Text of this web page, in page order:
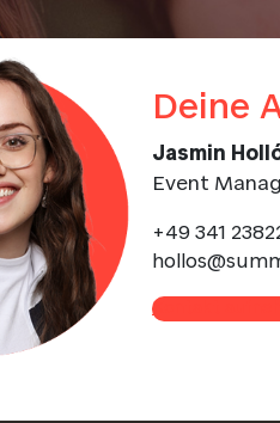
Deine
Jasmin
Event
+49 341
Kontakt